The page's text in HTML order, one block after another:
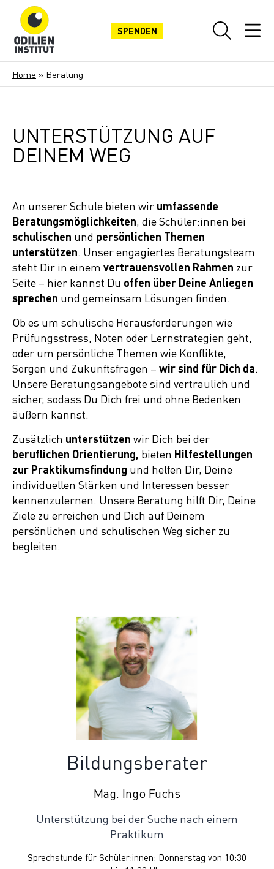
SPENDEN
Home » Beratung
UNTERSTÜTZUNG AUF
DEINEM WEG
An unserer Schule bieten wir umfassende
Beratungsmöglichkeiten, die Schüler:innen bei
schulischen und persönlichen Themen
unterstützen. Unser engagiertes Beratungsteam
steht Dir in einem vertrauensvollen Rahmen zur
Seite – hier kannst Du offen über Deine Anliegen
sprechen und gemeinsam Lösungen finden.
Ob es um schulische Herausforderungen wie
Prüfungsstress, Noten oder Lernstrategien geht,
oder um persönliche Themen wie Konflikte,
Sorgen und Zukunftsfragen – wir sind für Dich da.
Unsere Beratungsangebote sind vertraulich und
sicher, sodass Du Dich frei und ohne Bedenken
äußern kannst.
Zusätzlich unterstützen wir Dich bei der
beruflichen Orientierung, bieten Hilfestellungen
zur Praktikumsfindung und helfen Dir, Deine
individuellen Stärken und Interessen besser
kennenzulernen. Unsere Beratung hilft Dir, Deine
Ziele zu erreichen und Dich auf Deinem
persönlichen und schulischen Weg sicher zu
begleiten.
Bildungsberater
Mag. Ingo Fuchs
Unterstützung bei der Suche nach einem
Praktikum
Sprechstunde für Schüler:innen: Donnerstag von 10:30